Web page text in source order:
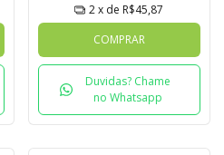
2x de R$45,87
COMPRAR
Duvidas? Chame
no Whatsapp